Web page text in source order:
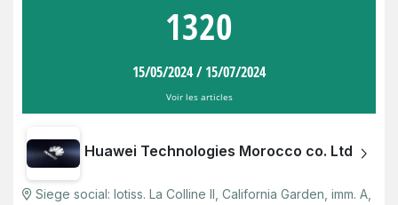
1320
15/05/2024/15/07/2024
Voir les articles
Huawei Technologies Morocco co. Ltd
Siege social: lotiss. La Colline II, California Garden, imm. A,